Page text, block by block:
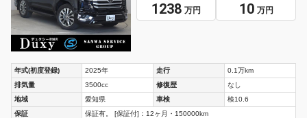
1238 万円 10 万円
年式(初度登録) 2025年 走行
0.1万km
排気量
3500cc 修復歴
なし
地域
愛知県 車検
検10.6
保証
保証有。 [保証付]：12ヶ月・150000km